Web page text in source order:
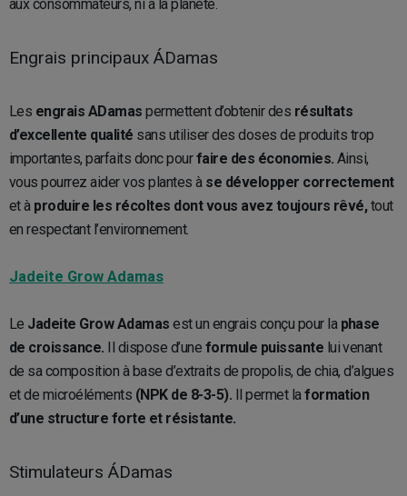
aux consommateurs, ni à la planète.
Engrais principaux ÁDamas
Les engrais ADamas permettent d’obtenir des résultats
d’excellente qualité sans utiliser des doses de produits trop
importantes, parfaits donc pourfaire des économies. Ainsi,
vous pourrez aider vos plantes à se développer correctement
et àproduire les récoltes dont vous avez toujours rêvé,tout
en respectant l’environnement.
Jadeite Grow Adamas
Le Jadeite Grow Adamas est un engrais conçu pour la phase
de croissance. Il dispose d’une formule puissante lui venant
de sa composition à base d’extraits de propolis, de chia, d’algues
et de microéléments (NPK de 8-3-5). Il permet laformation
d’une structure forte et résistante.
Stimulateurs ÁDamas